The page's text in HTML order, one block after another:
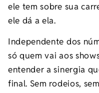
ele tem sobre sua
ele dá a ela.
Independente dos
só quem vai aos
entender a sinergia
final. Sem rodeios,